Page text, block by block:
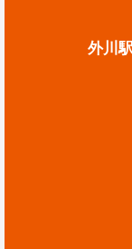
外川